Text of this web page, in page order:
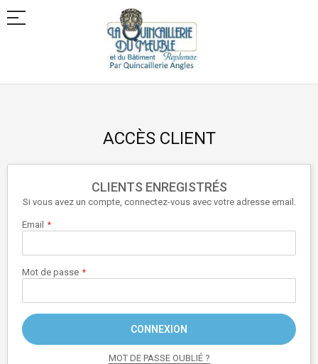
Allez
ACCÈS CLIENT
CLIENTS ENREGISTRÉS
Si vous avez un compte, connectez-vous avec votre adresse email.
Email
Mot de passe
CONNEXION
MOT DE PASSE OUBLIÉ ?